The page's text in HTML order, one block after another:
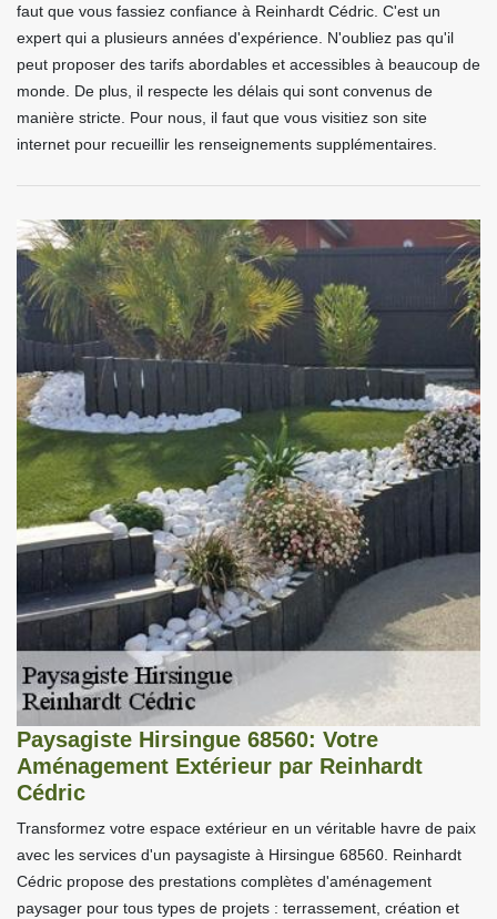
faut que vous fassiez confiance à Reinhardt Cédric. C'est un
expert qui a plusieurs années d'expérience. N'oubliez pas qu'il
peut proposer des tarifs abordables et accessibles à beaucoup de
monde. De plus, il respecte les délais qui sont convenus de
manière stricte. Pour nous, il faut que vous visitiez son site
internet pour recueillir les renseignements supplémentaires.
Paysagiste Hirsingue 68560: Votre
Aménagement Extérieur par Reinhardt
Cédric
Transformez votre espace extérieur en un véritable havre de paix
avec les services d'un paysagiste à Hirsingue 68560. Reinhardt
Cédric propose des prestations complètes d'aménagement
paysager pour tous types de projets : terrassement, création et